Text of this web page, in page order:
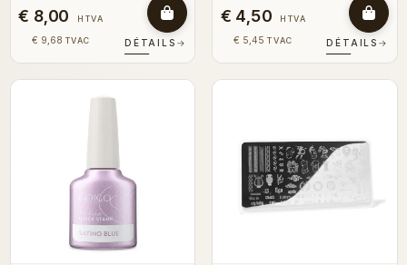
€ 8,00 HTVA
€ 9,68 TVAC DÉTAILS →
€ 4,50 HTVA
€ 5,45 TVAC DÉTAILS →